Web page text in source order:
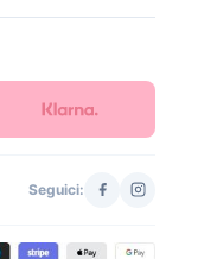
Seguici: